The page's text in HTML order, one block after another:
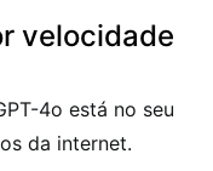
velocidade
4o está no seu
da internet.